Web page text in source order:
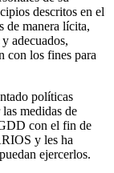
descritos en el
de manera lícita,
adecuados,
con los fines para
políticas
medidas de
con el fin de
y les ha
ejercerlos.